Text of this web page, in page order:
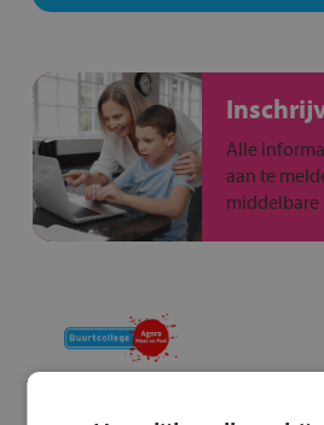
Alle
aan te
middelbare